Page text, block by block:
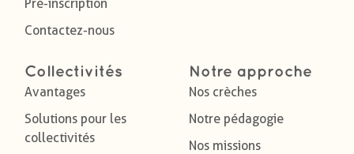
Pré-inscription
Contactez-nous
Collectivités
Avantages
Solutions pour les
collectivités
Notre approche
Nos crèches
Notre pédagogie
Nos missions